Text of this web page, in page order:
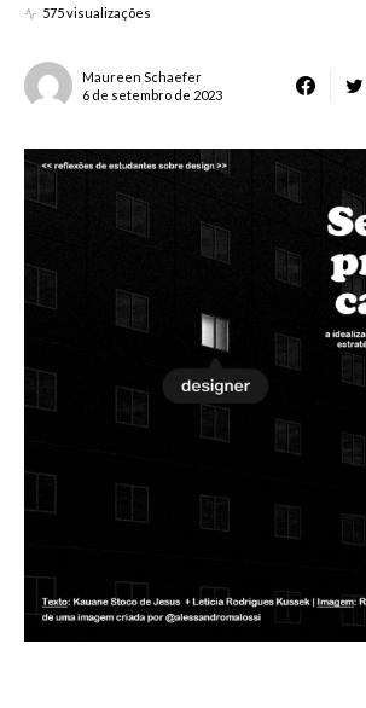
575 visualizações
Maureen Schaefer
6 de setembro de 2023